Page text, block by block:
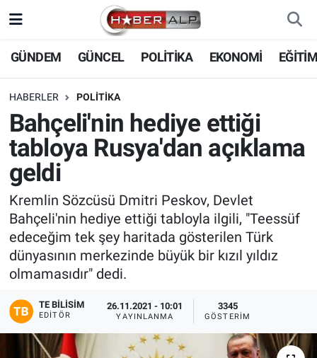
GÜNDEM GÜNCEL POLİTİKA EKONOMİ
HABERLER POLİTİKA
Bahçeli'nin hediye ettiği
tabloya Rusya'dan açıklama
geldi
Kremlin Sözcüsü Dmitri Peskov, Devlet
Bahçeli'nin hediye ettiği tabloyla ilgili, "Teessüf
edeceğim tek şey haritada gösterilen Türk
dünyasının merkezinde büyük bir kızıl yıldız
olmamasıdır" dedi.
TE BILISIM
EDITÖR
26.11.2021 - 10:01
YAYINLANMA
3345
GÖSTERIM
Nöbetçi Eczaneler
Hava Durumu
Trafik Durumu
Süper Lig Puan Durumu ve Fikstür
Tüm Manşetler
Son Dakika Haberleri
Haber Arşivi